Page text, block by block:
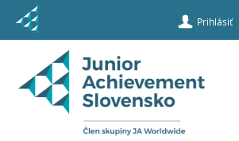
Prihlásiť